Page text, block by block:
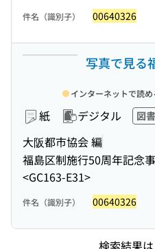
件名（識別子） 00640326
写真で見る
紙 デジタル 図書
大阪都市協会 編
福島区制施行50周年記念
<GC163-E31>
インターネットで読め
件名（識別子） 00640326
検索結果は